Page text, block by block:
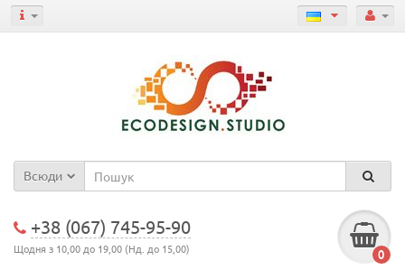
Всюди
+38 (067) 745-95-90
Щодня з 10,00 до 19,00 (Нд. до 15,00) 0